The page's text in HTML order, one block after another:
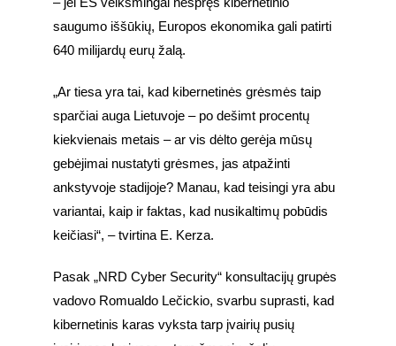
saugumo iššūkių, Europos ekonomika gali patirti
640 milijardų eurų žalą.
„Ar tiesa yra tai, kad kibernetinės grėsmės taip
sparčiai auga Lietuvoje – po dešimt procentų
kiekvienais metais – ar vis dėlto gerėja mūsų
gebėjimai nustatyti grėsmes, jas atpažinti
ankstyvoje stadijoje? Manau, kad teisingi yra abu
variantai, kaip ir faktas, kad nusikaltimų pobūdis
keičiasi“, – tvirtina E. Kerza.
Pasak „NRD Cyber Security“ konsultacijų grupės
vadovo Romualdo Lečickio, svarbu suprasti, kad
kibernetinis karas vyksta tarp įvairių pusių